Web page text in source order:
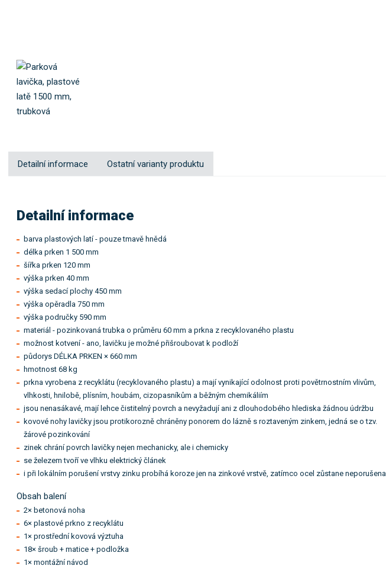
Detailní informace Ostatní varianty produktu
Detailní informace
barva plastových latí - pouze tmavě hnědá
délka prken 1 500 mm
šířka prken 120 mm
výška prken 40 mm
výška sedací plochy 450 mm
výška opěradla 750 mm
výška područky 590 mm
materiál - pozinkovaná trubka o průměru 60 mm a prkna z recyklovaného plastu
možnost kotvení - ano, lavičku je možné přišroubovat k podloží
půdorys DÉLKA PRKEN × 660 mm
hmotnost 68 kg
prkna vyrobena z recyklátu (recyklovaného plastu) a mají vynikající odolnost proti povětrnostním vlivům,
vlhkosti, hnilobě, plísním, houbám, cizopasníkům a běžným chemikáliím
jsou nenasákavé, mají lehce čistitelný povrch a nevyžadují ani z dlouhodobého hlediska žádnou údržbu
kovové nohy lavičky jsou protikorozně chráněny ponorem do lázně s roztaveným zinkem, jedná se o tzv.
žárové pozinkování
zinek chrání povrch lavičky nejen mechanicky, ale i chemicky
se železem tvoří ve vlhku elektrický článek
i při lokálním porušení vrstvy zinku probíhá koroze jen na zinkové vrstvě, zatímco ocel zůstane neporušena
Obsah balení
2× betonová noha
6× plastové prkno z recyklátu
1× prostřední kovová výztuha
18× šroub + matice + podložka
1× montážní návod